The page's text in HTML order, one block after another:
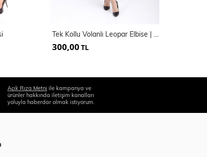
Tek Kollu Volanlı Leopar Elbise | ELB32797
300,00 TL
Açık Rıza Metni ile kampanya ve
ürünler hakkında iletişim kanalları
yoluyla haberdar olmak istiyorum.